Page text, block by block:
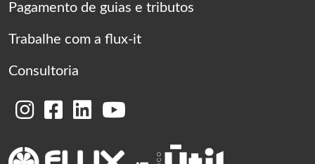
Pagamento de guias e tributos
Trabalhe com a flux-it
Consultoria